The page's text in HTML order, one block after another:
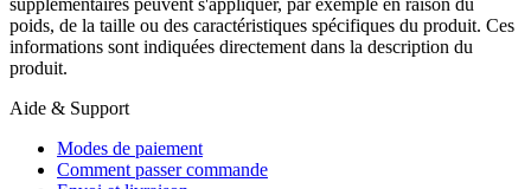
supplémentaires peuvent s'appliquer, par exemple en raison du
poids, de la taille ou des caractéristiques spécifiques du produit. Ces
informations sont indiquées directement dans la description du
produit.
Aide & Support
Modes de paiement
Comment passer commande